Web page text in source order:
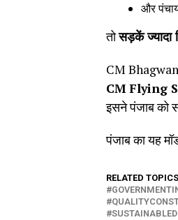
और
तोसड़कें ज्यादा
CM
CM Flying
इसने पंजाब को
पंजाब का यह
RELATED